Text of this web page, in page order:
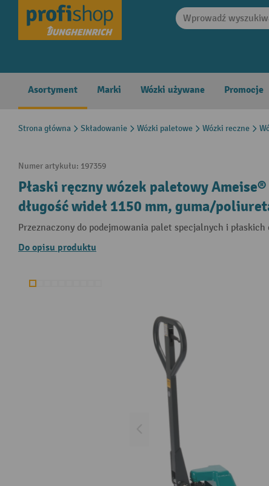
Skip to main navigation
Asortyment Marki Wózki używane Promocje
Strona główna Składowanie Wózki paletowe Wózki reczne
Numer artykułu: 197359
Płaski ręczny wózek paletowy
długość wideł 1150 mm, guma/
Przeznaczony do podejmowania palet specjalnych i
Do opisu produktu